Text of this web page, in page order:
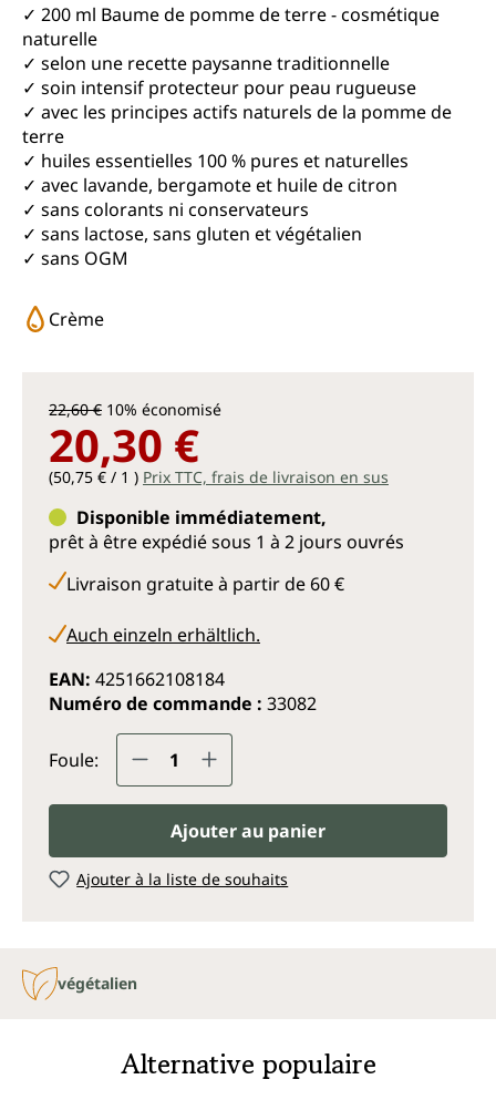
✓ 200 ml Baume de pomme de terre - cosmétique
naturelle
✓ selon une recette paysanne traditionnelle
✓ soin intensif protecteur pour peau rugueuse
✓ avec les principes actifs naturels de la pomme de
terre
✓ huiles essentielles 100 % pures et naturelles
✓ avec lavande, bergamote et huile de citron
✓ sans colorants ni conservateurs
✓ sans lactose, sans gluten et végétalien
✓ sans OGM
Crème
22,60 € 10% économisé
20,30 €
(50,75 € / 1 ) Prix TTC, frais de livraison en sus
Disponible immédiatement,
prêt à être expédié sous 1 à 2 jours ouvrés
Livraison gratuite à partir de 60 €
Auch einzeln erhältlich.
EAN: 4251662108184
Numéro de commande : 33082
Foule: Quantité de produit : Entrez la
Ajouter au panier
Ajouter à la liste de souhaits
végétalien
Alternative populaire